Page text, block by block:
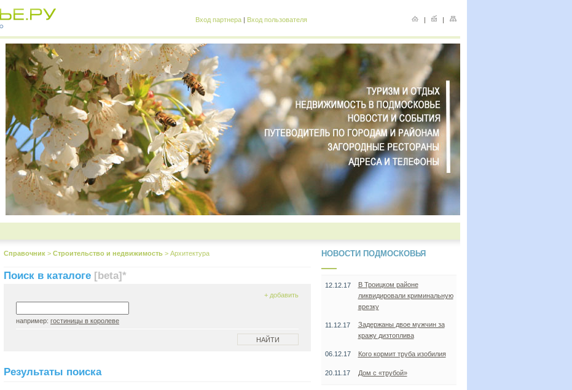
Вход партнера | Вход пользователя | |
Справочник > Строительство и недвижимость > Архитектура
Поиск в каталоге [beta]*
+ добавить
например: гостиницы в королеве
Результаты поиска
НОВОСТИ ПОДМОСКОВЬЯ
12.12.17
В Троицком районе
ликвидировали криминальную
врезку
11.12.17
Задержаны двое мужчин за
кражу дизтоплива
06.12.17 Кого кормит труба изобилия
20.11.17 Дом с «трубой»